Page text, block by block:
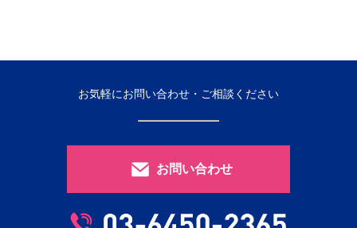
お気軽にお問い合わせ・ご相談ください
お問い合わせ